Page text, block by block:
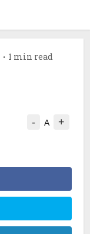
1 min read
- A +